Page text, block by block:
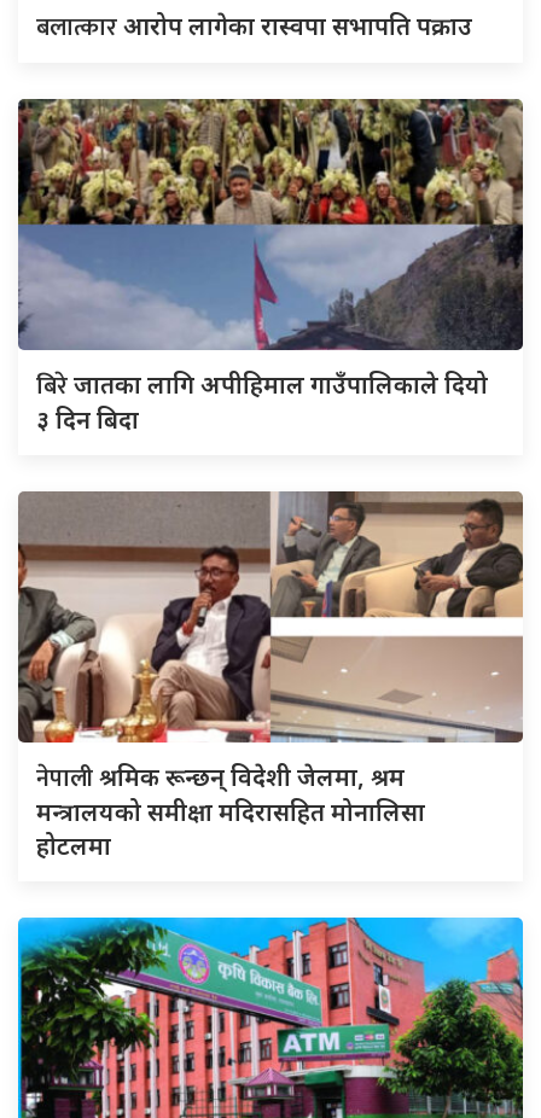
बलात्कारआरोप लागेका रास्वपा सभापति पक्राउ
बिरेजातका लागि अपीहिमाल गाउँपालिकाले दियो
३ दिन बिदा
नेपालीश्रमिक रून्छन् विदेशी जेलमा, श्रम
मन्त्रालयको समीक्षा मदिरासहित मोनालिसा
होटलमा